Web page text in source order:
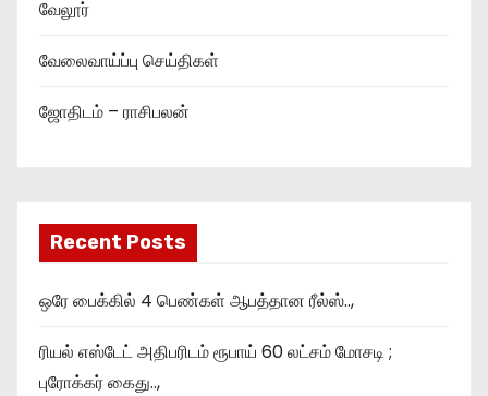
வேலூர்
வேலைவாய்ப்பு செய்திகள்
ஜோதிடம் – ராசிபலன்
Recent Posts
ஒரே பைக்கில் 4 பெண்கள் ஆபத்தான ரீல்ஸ்..,
ரியல் எஸ்டேட் அதிபரிடம் ரூபாய் 60 லட்சம் மோசடி ;
புரோக்கர் கைது..,